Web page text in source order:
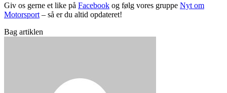
Giv os gerne et like på Facebook og følg vores gruppe Nyt om
Motorsport – så er du altid opdateret!
Bag artiklen